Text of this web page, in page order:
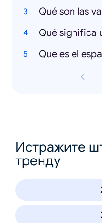
Qué son las
Qué significa
Истражите
тренду